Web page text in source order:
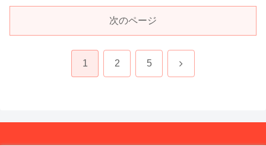
次のページ
1 2 5 次